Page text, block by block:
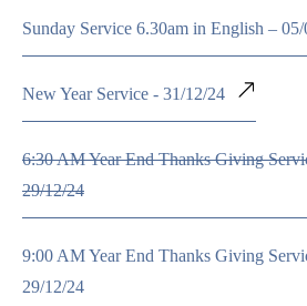
Sunday Service 6.30am in English –
New Year Service - 31/12/24
6:30 AM Year End Thanks Giving
29/12/24
9:00 AM Year End Thanks Giving
29/12/24